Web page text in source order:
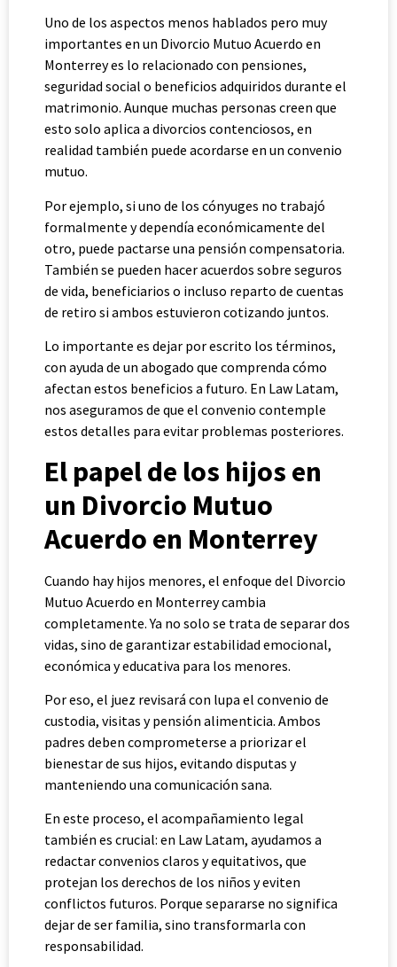
Uno de los aspectos menos hablados pero muy
importantes en un Divorcio Mutuo Acuerdo en
Monterrey es lo relacionado con pensiones,
seguridad social o beneficios adquiridos durante el
matrimonio. Aunque muchas personas creen que
esto solo aplica a divorcios contenciosos, en
realidad también puede acordarse en un convenio
mutuo.
Por ejemplo, si uno de los cónyuges no trabajó
formalmente y dependía económicamente del
otro, puede pactarse una pensión compensatoria.
También se pueden hacer acuerdos sobre seguros
de vida, beneficiarios o incluso reparto de cuentas
de retiro si ambos estuvieron cotizando juntos.
Lo importante es dejar por escrito los términos,
con ayuda de un abogado que comprenda cómo
afectan estos beneficios a futuro. En Law Latam,
nos aseguramos de que el convenio contemple
estos detalles para evitar problemas posteriores.
El papel de los hijos en
un Divorcio Mutuo
Acuerdo en Monterrey
Cuando hay hijos menores, el enfoque del Divorcio
Mutuo Acuerdo en Monterrey cambia
completamente. Ya no solo se trata de separar dos
vidas, sino de garantizar estabilidad emocional,
económica y educativa para los menores.
Por eso, el juez revisará con lupa el convenio de
custodia, visitas y pensión alimenticia. Ambos
padres deben comprometerse a priorizar el
bienestar de sus hijos, evitando disputas y
manteniendo una comunicación sana.
En este proceso, el acompañamiento legal
también es crucial: en Law Latam, ayudamos a
redactar convenios claros y equitativos, que
protejan los derechos de los niños y eviten
conflictos futuros. Porque separarse no significa
dejar de ser familia, sino transformarla con
responsabilidad.